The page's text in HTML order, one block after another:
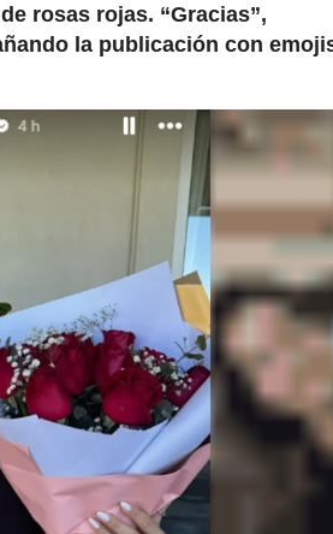
rosas rojas. “Gracias”,
la publicación con